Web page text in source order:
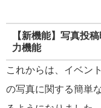
【新機能】写真投
力機能
これからは、イベン
の写真に関する簡単